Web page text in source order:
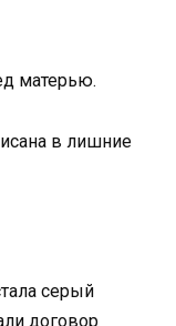
матерью.
в лишние
серый
договор